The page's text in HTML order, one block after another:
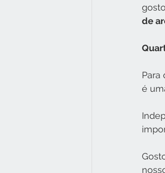
de
Para
é